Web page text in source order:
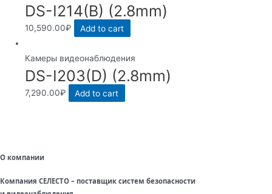
DS-I214(B) (2.8mm)
10,590.00₽ Add to cart
Камеры видеонаблюдения
DS-I203(D) (2.8mm)
7,290.00₽ Add to cart
О компании
Компания СЕЛЕСТО – поставщик систем безопасности